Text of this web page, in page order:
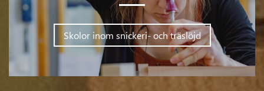
Skolor inom snickeri- och träslöjd